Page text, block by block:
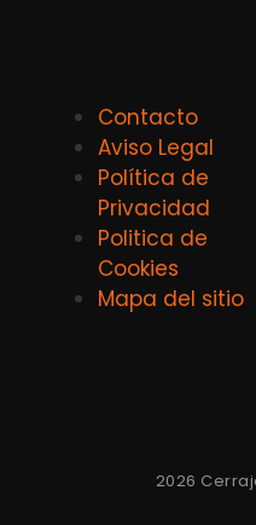
Contacto
Aviso Legal
Política de
Privacidad
Politica de
Cookies
Mapa del sitio
2026